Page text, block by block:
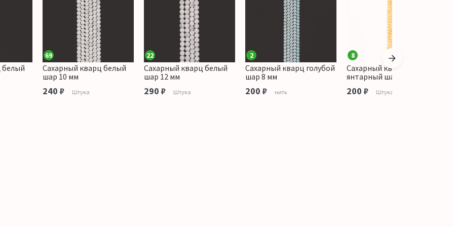
белый
69
Сахарный кварц белый
шар 10 мм
240 ₽ Штука
22
Сахарный кварц белый
шар 12 мм
290 ₽ Штука
2
Сахарный кварц голубой
шар 8 мм
200 ₽ нить
8
Сахарный кварц
янтарный шар 8 мм
200 ₽ Штука